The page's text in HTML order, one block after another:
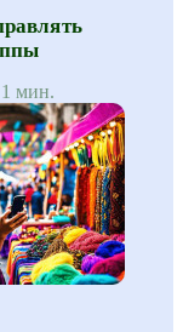
мин.